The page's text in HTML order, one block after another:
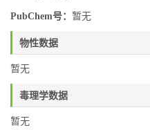
PubChem号： 暂无
物性数据
暂无
毒理学数据
暂无